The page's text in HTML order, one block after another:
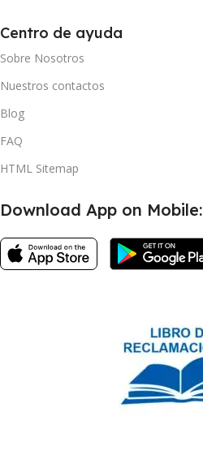
Centro de ayuda
Sobre Nosotros
Nuestros contactos
Blog
FAQ
HTML Sitemap
Download App on Mobile: